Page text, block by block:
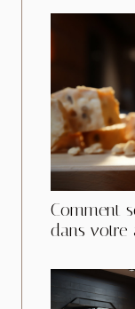
Comment
dans votre